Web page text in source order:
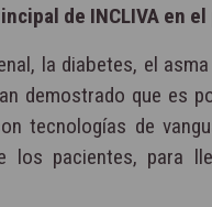
de INCLIVA en
la diabetes, el
demostrado que es
tecnologías de
pacientes, para